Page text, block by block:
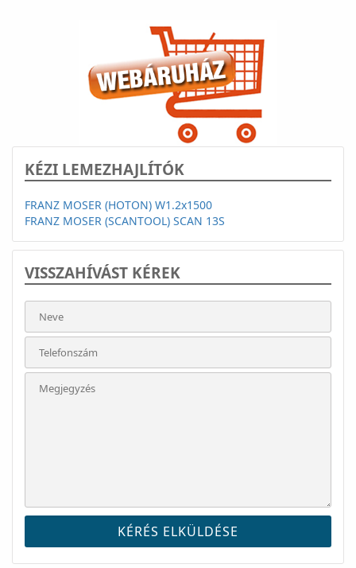
KÉZI LEMEZHAJLÍTÓK
FRANZ MOSER (HOTON) W1.2x1500
FRANZ MOSER (SCANTOOL) SCAN 13S
VISSZAHÍVÁST KÉREK